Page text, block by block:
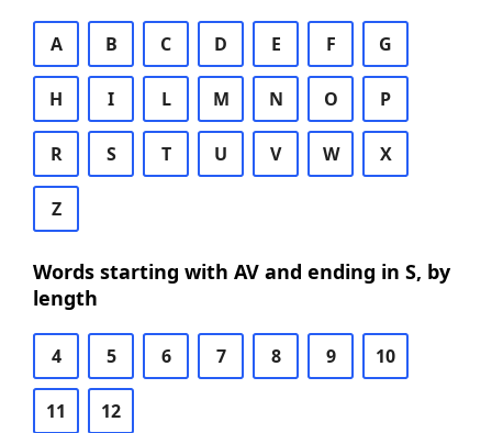
A B C D E F G
H I L M N O P
R S T U V W X
Z
Words starting with AV and ending in S, by
length
4 5 6 7 8 9 10
11 12